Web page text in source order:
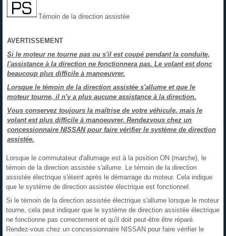
Témoin de la direction assistée
AVERTISSEMENT
Si le moteur ne tourne pas ou s'il est coupé pendant la conduite,
l'assistance à la direction ne fonctionnera pas. Le volant est donc
beaucoup plus difficile à manoeuvrer.
Lorsque le témoin de la direction assistée s'allume et que le
moteur tourne, il n'y a plus aucune assistance à la direction.
Vous conservez toujours la maîtrise de votre véhicule, mais le
volant est plus difficile à manoeuvrer. Rendezvous chez un
concessionnaire NISSAN pour faire vérifier le système de direction
assistée.
Lorsque le commutateur d'allumage est à la position ON (marche), le
témoin de la direction assistée s'allume. Le témoin de la direction
assistée électrique s'éteint après le démarrage du moteur. Cela indique
que le système de direction assistée électrique est fonctionnel.
Si le témoin de la direction assistée électrique s'allume lorsque le moteur
tourne, cela peut indiquer que le système de direction assistée électrique
ne fonctionne pas correctement et qu'il doit peut-être être réparé.
Rendez-vous chez un concessionnaire NISSAN pour faire vérifier le